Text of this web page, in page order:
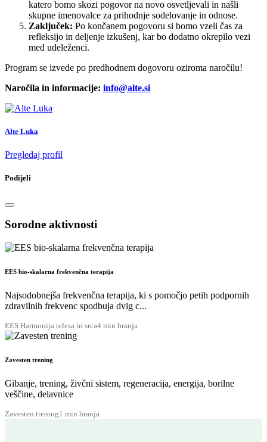
katero bomo skozi pogovor na novo osvetljevali in našli
skupne imenovalce za prihodnje sodelovanje in odnose.
Zaključek: Po končanem pogovoru si bomo vzeli čas za
refleksijo in deljenje izkušenj, kar bo dodatno okrepilo vezi
med udeleženci.
Program se izvede po predhodnem dogovoru oziroma naročilu!
Naročila in informacije: info@alte.si
Alte Luka
Pregledaj profil
Podijeli
Sorodne aktivnosti
EES bio-skalarna frekvenčna terapija
Najsodobnejša frekvenčna terapija, ki s pomočjo petih podpornih
zdravilnih frekvenc spodbuja dvig c...
EES Harmonija telesa in srca4 min branja
Zavesten trening
Gibanje, trening, živčni sistem, regeneracija, energija, borilne
veščine, delavnice
Zavesten trening1 min branja